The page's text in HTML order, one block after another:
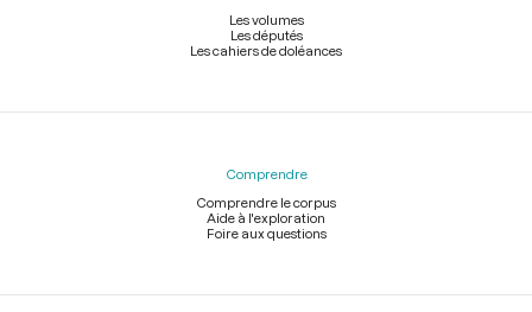
Les volumes
Les députés
Les cahiers de doléances
Comprendre
Comprendre le corpus
Aide à l'exploration
Foire aux questions